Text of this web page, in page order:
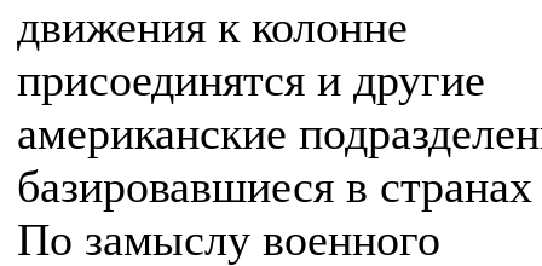
движения к колонне
присоединятся и другие
американские
базировавшиеся в
По замыслу военного